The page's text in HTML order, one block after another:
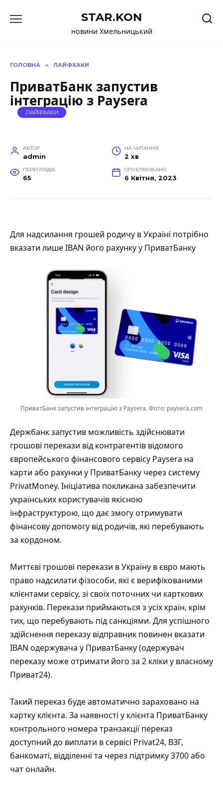
до
STAR.KON
новини Хмельницький
ГОЛОВНА » ЛАЙФХАКИ
ПриватБанк запустив
інтеграцію з Paysera
ЛАЙФХАКИ
АВТОР
admin
НА ЧИТАННЯ
2 хв
ПЕРЕГЛЯДІВ
65
ОПУБЛІКОВАНО
6 Квітня, 2023
Для надсилання грошей родичу в Україні потрібно
вказати лише IBAN його рахунку у ПриватБанку
ПриватБанк запустив інтеграцію з Paysera. Фото: paysera.com
Держбанк запустив можливість здійснювати
грошові перекази від контрагентів відомого
європейського фінансового сервісу Paysera на
карти або рахунки у ПриватБанку через систему
PrivatMoney. Ініціатива покликана забезпечити
українських користувачів якісною
інфраструктурою, що дає змогу отримувати
фінансову допомогу від родичів, які перебувають
за кордоном.
Миттєві грошові перекази в Україну в євро мають
право надсилати фізособи, які є верифікованими
клієнтами сервісу, зі своїх поточних чи карткових
рахунків. Перекази приймаються з усіх країн, крім
тих, що перебувають під санкціями. Для успішного
здійснення переказу відправник повинен вказати
IBAN одержувача у ПриватБанку (одержувач
переказу може отримати його за 2 кліки у власному
Приват24).
Такий переказ буде автоматично зараховано на
картку клієнта. За наявності у клієнта ПриватБанку
контрольного номера транзакції переказ
доступний до виплати в сервісі Privat24, ВЗГ,
банкоматі, відділенні та через підтримку 3700 або
чат онлайн.